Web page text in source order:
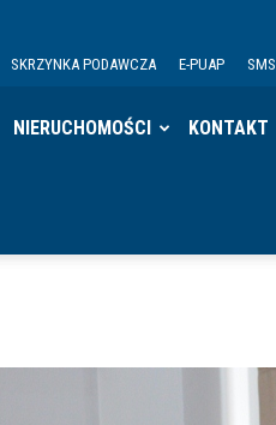
SKRZYNKA PODAWCZA E-PUAP SMS
NIERUCHOMOŚCI KONTAKT